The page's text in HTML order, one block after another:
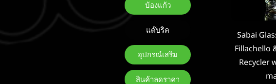
บ้องแก้ว
แด๊บริค
อุปกรณ์เสริม
สินค้าลดราคา
ดูข้
Sabai
Fillachello
Recycler